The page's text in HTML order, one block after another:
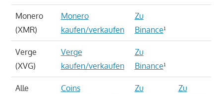
Monero
(XMR)
Monero
kaufen/verkaufen
Zu
Binance¹
Verge
(XVG)
Verge
kaufen/verkaufen
Zu
Binance¹
Alle
Coins
Zu
Zu